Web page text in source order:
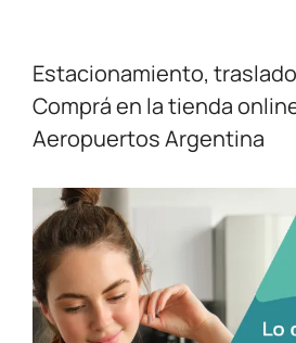
Estacionamiento,
Comprá en la tienda
Aeropuertos Argentina